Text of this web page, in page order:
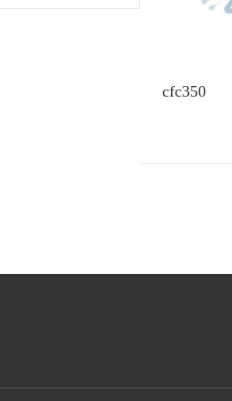
cfc350